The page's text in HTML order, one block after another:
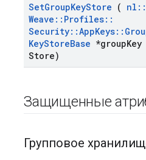
SetGroupKeyStore ( nl ::
Weave :: Profiles::
Security::AppKeys::
KeyStoreBase *groupKey
Store)
Защищенные
Групповое